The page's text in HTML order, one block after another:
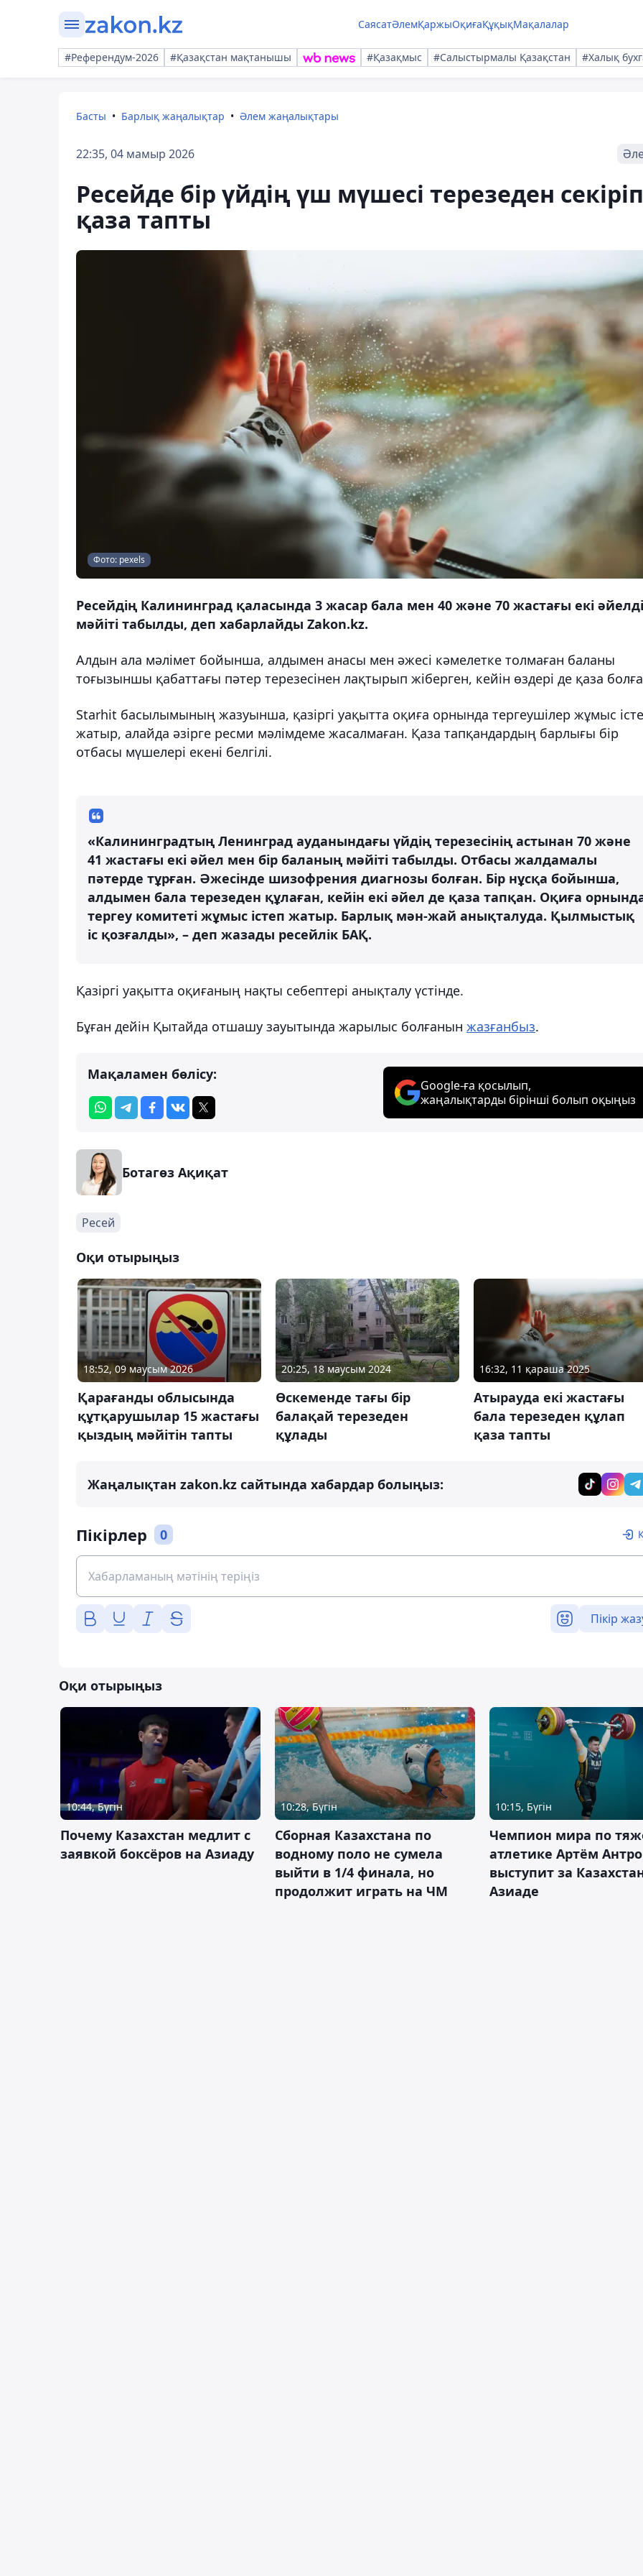
СаясатӘлемҚаржыОқиғаҚұқықМақалалар
#Референдум-2026 #Қазақстан мақтанышы #Қазақмыс #Салыстырмалы Қазақстан #Халық
Басты Барлық жаңалықтар Әлем жаңалықтары
22:35, 04 мамыр 2026
Ресейде бір үйдің үш мүшесі терезеден секіріп
қаза тапты
Фото: pexels
Ресейдің Калининград қаласында 3 жасар бала мен 40 және 70 жастағы екі
мәйіті табылды, деп хабарлайды Zakon.kz.
Алдын ала мәлімет бойынша, алдымен анасы мен әжесі кәмелетке толмаған баланы
тоғызыншы қабаттағы пәтер терезесінен лақтырып жіберген, кейін өздері де қаза
Starhit басылымының жазуынша, қазіргі уақытта оқиға орнында тергеушілер жұмыс
жатыр, алайда әзірге ресми мәлімдеме жасалмаған. Қаза тапқандардың барлығы бір
отбасы мүшелері екені белгілі.
«Калининградтың Ленинград ауданындағы үйдің терезесінің астынан 70 және
41 жастағы екі әйел мен бір баланың мәйіті табылды. Отбасы жалдамалы
пәтерде тұрған. Әжесінде шизофрения диагнозы болған. Бір нұсқа бойынша,
алдымен бала терезеден құлаған, кейін екі әйел де қаза тапқан. Оқиға
тергеу комитеті жұмыс істеп жатыр. Барлық мән-жай анықталуда. Қылмыстық
іс қозғалды», – деп жазады ресейлік БАҚ.
Қазіргі уақытта оқиғаның нақты себептері анықталу үстінде.
Бұған дейін Қытайда отшашу зауытында жарылыс болғанын жазғанбыз.
Мақаламен бөлісу:
Google-ға қосылып,
жаңалықтарды бірінші болып оқыңыз
Ботагөз Ақиқат
Ресей
Оқи отырыңыз
18:52, 09 маусым 2026
Қарағанды облысында
құтқарушылар 15 жастағы
қыздың мәйітін тапты
20:25, 18 маусым 2024
Өскеменде тағы бір
балақай терезеден
құлады
16:32, 11 қараша 2025
Атырауда екі жастағы
бала терезеден құлап
қаза тапты
Жаңалықтан zakon.kz сайтында хабардар болыңыз:
Пікірлер 0
Пікір
Оқи отырыңыз
10:44, Бүгін
Почему Казахстан медлит с
заявкой боксёров на Азиаду
10:28, Бүгін
Сборная Казахстана по
водному поло не сумела
выйти в 1/4 финала, но
продолжит играть на ЧМ
10:15, Бүгін
Чемпион мира по
атлетике Артём
выступит за
Азиаде